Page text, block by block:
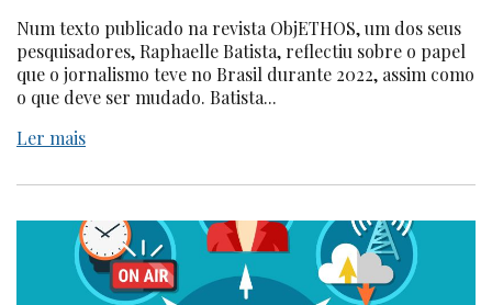
Num texto publicado na revista ObjETHOS, um dos seus
pesquisadores, Raphaelle Batista, reflectiu sobre o papel
que o jornalismo teve no Brasil durante 2022, assim como
o que deve ser mudado. Batista...
Ler mais